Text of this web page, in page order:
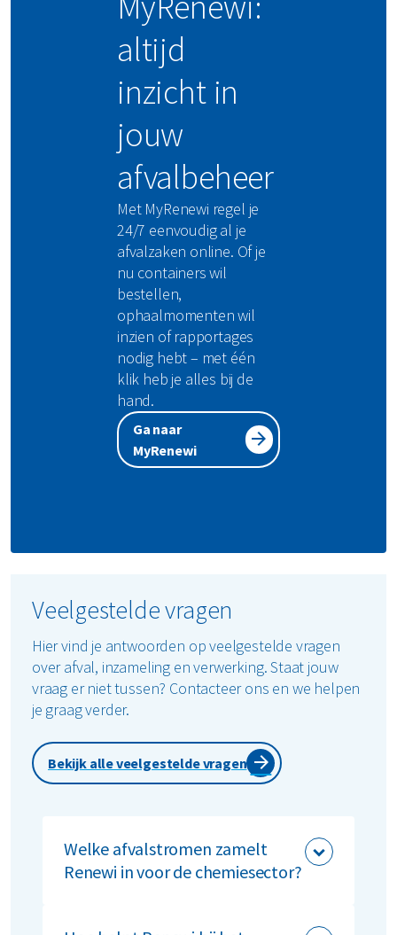
altijd
inzicht in
jouw
afvalbeheer
Met MyRenewi regel je
24/7 eenvoudig al je
afvalzaken online. Of je
nu containers wil
bestellen,
ophaalmomenten wil
inzien of rapportages
nodig hebt – met één
klik heb je alles bij de
hand.
Ga naar
MyRenewi
Veelgestelde vragen
Hier vind je antwoorden op veelgestelde vragen
over afval, inzameling en verwerking. Staat jouw
vraag er niet tussen? Contacteer ons en we helpen
je graag verder.
Bekijk alle veelgestelde vragen
Welke afvalstromen zamelt
Renewi in voor de chemiesector?